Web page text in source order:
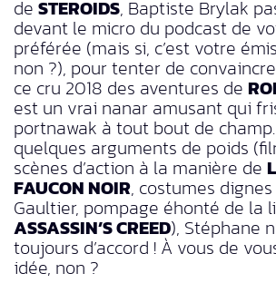
de STEROIDS, Baptiste Brylak
devant le micro du podcast de
préférée (mais si, c’est votre
non ?), pour tenter de
ce cru 2018 des aventures de
est un vrai nanar amusant qui
portnawak à tout bout de
quelques arguments de poids
scènes d’action à la manière de
FAUCON NOIR, costumes
Gaultier, pompage éhonté de la
ASSASSIN’S CREED), Stéphane
toujours d’accord ! À vous de
idée, non ?